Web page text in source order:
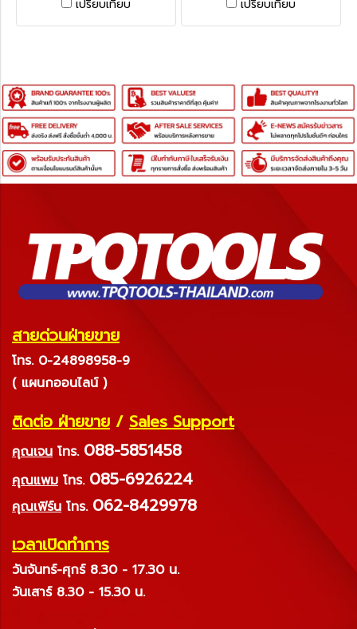
เหมาะกับตัดเหล็กเส้น ** คีมตัด
เหล็กไฮโดรลิค แรงอัด 12T
เปรียบเทียบ
เหมาะกับตัดเหล็กเส้น ** คีมตัด
เหล็กไฮโดรลิค แรงอัด 8T
เปรียบเทียบ
สายด่วนฝ่ายขาย
โทร. 0-24898958-9
( แผนกออนไลน์ )
ติดต่อ ฝ่ายขาย / Sales Support
คุณเจน โทร. 088-5851458
คุณแพม โทร. 085-6926224
คุณเฟิร์น โทร. 062-8429978
เวลาเปิดทำการ
วันจันทร์-ศุกร์ 8.30 - 17.30 น.
วันเสาร์ 8.30 - 15.30 น.